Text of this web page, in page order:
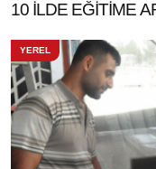
10 İLDE EĞİTİME
YEREL